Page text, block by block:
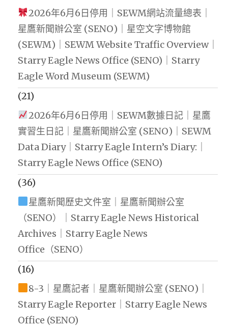
2026年6月6日停用｜SEWM網站流量總表｜
星鷹新聞辦公室 (SENO)｜星空文字博物館
(SEWM)｜SEWM Website Traffic Overview｜
Starry Eagle News Office (SENO)｜Starry
Eagle Word Museum (SEWM)
(21)
2026年6月6日停用｜SEWM數據日記｜星鷹
實習生日記｜星鷹新聞辦公室 (SENO)｜SEWM
Data Diary｜Starry Eagle Intern’s Diary:｜
Starry Eagle News Office (SENO)
(36)
星鷹新聞歷史文件室｜星鷹新聞辦公室
（SENO）｜Starry Eagle News Historical
Archives｜Starry Eagle News
Office（SENO）
(16)
8-3｜星鷹記者｜星鷹新聞辦公室 (SENO)｜
Starry Eagle Reporter｜Starry Eagle News
Office (SENO)